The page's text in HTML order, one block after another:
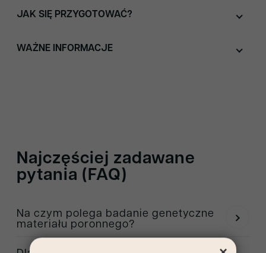
JAK SIĘ PRZYGOTOWAĆ?
WAŻNE INFORMACJE
Najczęściej zadawane
pytania (FAQ)
Na czym polega badanie genetyczne
materiału poronnego?
Badanie analizuje chromosomy zarodka, aby wykryć